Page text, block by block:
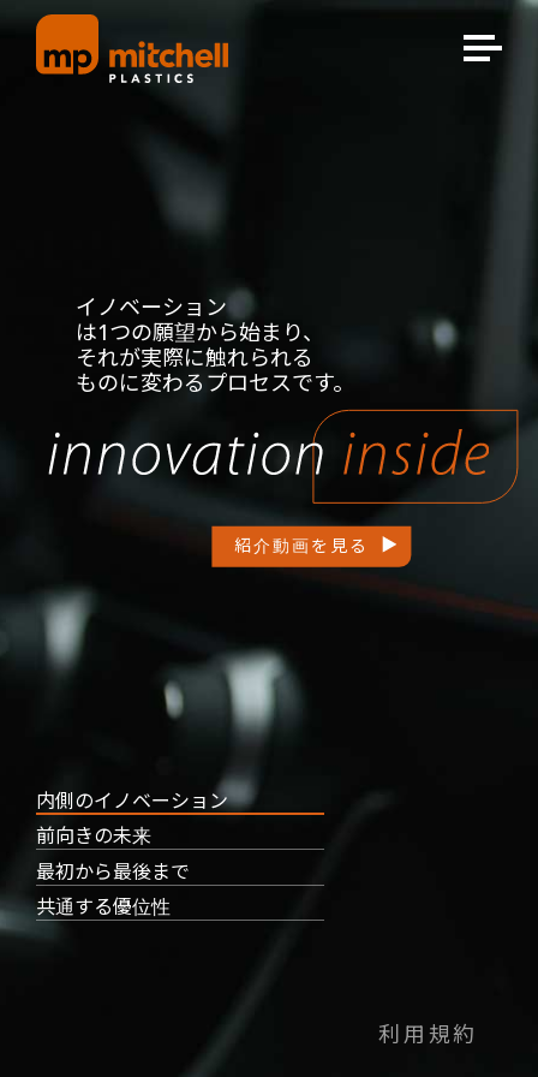
content
紹介動画を見る
イノベーション
は1つの願望から始まり、
それが実際に触れられる
ものに変わるプロセスです。
内側のイノベーション
前向きの未来
最初から最後まで
共通する優位性
利用規約